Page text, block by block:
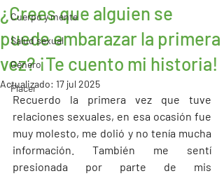
Cuerpo y mente
Salud sexual
Género
Placer
¿Crees que alguien se
puede embarazar la primera
vez? ¡Te cuento mi historia!
Actualizado: 17 jul 2025
Recuerdo la primera vez que tuve
relaciones sexuales, en esa ocasión fue
muy molesto, me dolió y no tenía mucha
información. También me sentí
presionada por parte de mis